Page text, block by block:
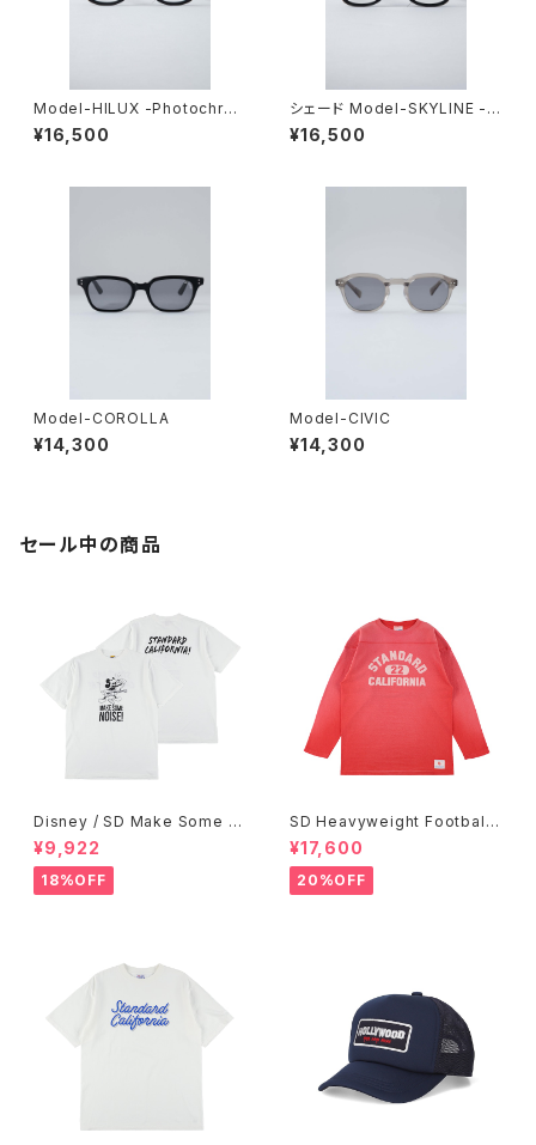
Model-HILUX -Photochro
mic-
¥16,500
シェード Model-SKYLINE -P
hotochromic-
¥16,500
Model-COROLLA
¥14,300
Model-CIVIC
¥14,300
セール中の商品
Disney / SD Make Some N
oise T
¥9,922
18%OFF
SD Heavyweight Football
Logo LS T VW
¥17,600
20%OFF